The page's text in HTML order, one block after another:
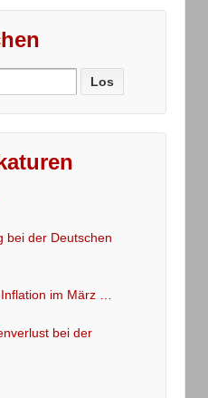
bei der Deutschen
im März …
bei der